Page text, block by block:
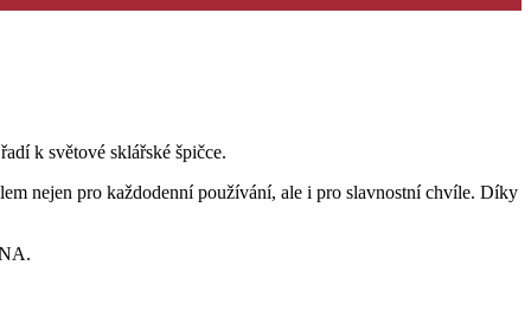
k světové sklářské špičce.
nejen pro každodenní používání, ale i pro slavnostní chvíle. Díky